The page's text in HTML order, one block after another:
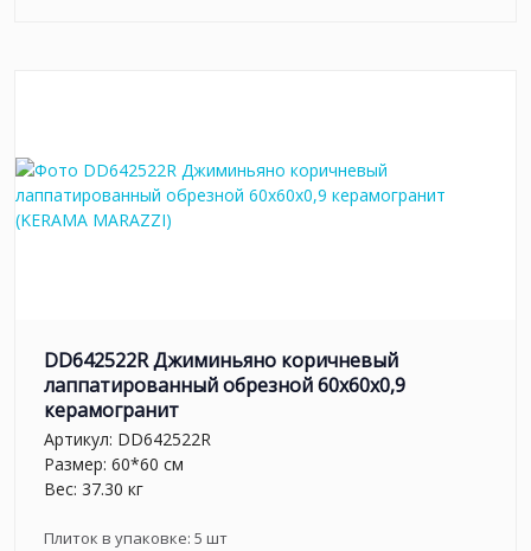
DD642522R Джиминьяно коричневый
лаппатированный обрезной 60х60x0,9
керамогранит
Артикул: DD642522R
Размер: 60*60 см
Вес: 37.30 кг
Плиток в упаковке: 5 шт